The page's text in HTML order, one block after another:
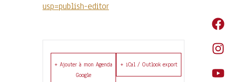
usp=publish-editor
+ Ajouter à mon Agenda
Google
+ iCal / Outlook export